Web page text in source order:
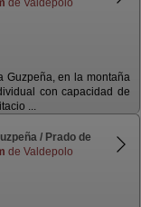
de Valdepolo
Guzpeña, en la montaña
con capacidad de
...
/ Prado de
de Valdepolo